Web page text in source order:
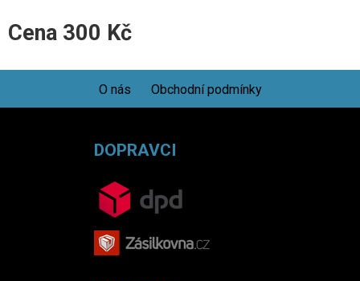
Cena 300 Kč
O nás Obchodní podmínky
DOPRAVCI